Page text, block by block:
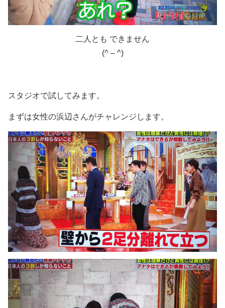
二人とも できません
(^ – ^)
スタジオで試してみます。
まずは女性の浜辺さんがチャレンジします。